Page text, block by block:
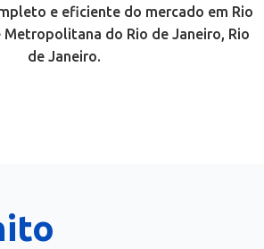
e eficiente do mercado em Rio
Metropolitana do Rio de Janeiro, Rio
de Janeiro.